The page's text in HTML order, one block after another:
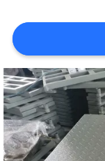
SITEMAP
PRIVACY
POLICY